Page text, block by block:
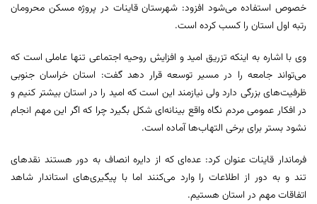
خصوص استفاده می‌شود افزود: شهرستان قاینات در پروژه مسکن محرومان
رتبه اول استان را کسب کرده است.
وی با اشاره به اینکه تزریق امید و افزایش روحیه اجتماعی تنها عاملی است که
می‌تواند جامعه را در مسیر توسعه قرار دهد گفت: استان خراسان جنوبی
ظرفیت‌های بزرگی دارد ولی نیازمند این است که امید را در استان بیشتر کنیم و
در افکار عمومی مردم نگاه واقع بینانه‌ای شکل بگیرد چرا که اگر این مهم انجام
نشود بستر برای برخی التهاب‌ها آماده است.
فرماندار قاینات عنوان کرد: عده‌ای که از دایره انصاف به دور هستند نقدهای
تند و به دور از اطلاعات را وارد می‌کنند اما با پیگیری‌های استاندار شاهد
اتفاقات مهم در استان هستیم.